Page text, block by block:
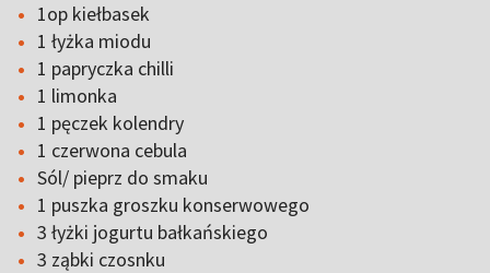
1op kiełbasek
1 łyżka miodu
1 papryczka chilli
1 limonka
1 pęczek kolendry
1 czerwona cebula
Sól/ pieprz do smaku
1 puszka groszku konserwowego
3 łyżki jogurtu bałkańskiego
3 ząbki czosnku